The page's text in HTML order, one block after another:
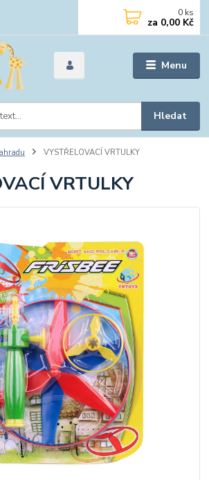
Menu
Hledat
0 ks
za 0,00 Kč
VYSTŘELOVACÍ VRTULKY
VRTULKY